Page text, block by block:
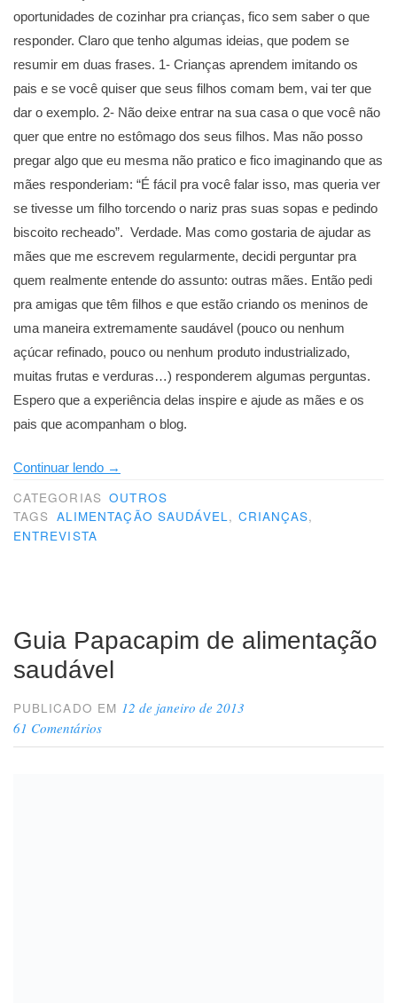
oportunidades de cozinhar pra crianças, fico sem saber o que
responder. Claro que tenho algumas ideias, que podem se
resumir em duas frases. 1- Crianças aprendem imitando os
pais e se você quiser que seus filhos comam bem, vai ter que
dar o exemplo. 2- Não deixe entrar na sua casa o que você não
quer que entre no estômago dos seus filhos. Mas não posso
pregar algo que eu mesma não pratico e fico imaginando que as
mães responderiam: “É fácil pra você falar isso, mas queria ver
se tivesse um filho torcendo o nariz pras suas sopas e pedindo
biscoito recheado”. Verdade. Mas como gostaria de ajudar as
mães que me escrevem regularmente, decidi perguntar pra
quem realmente entende do assunto: outras mães. Então pedi
pra amigas que têm filhos e que estão criando os meninos de
uma maneira extremamente saudável (pouco ou nenhum
açúcar refinado, pouco ou nenhum produto industrializado,
muitas frutas e verduras…) responderem algumas perguntas.
Espero que a experiência delas inspire e ajude as mães e os
pais que acompanham o blog.
Continuar lendo “Alimentação
saudável
pra
Ingrid”
→
CATEGORIAS OUTROS
TAGS ALIMENTAÇÃO SAUDÁVEL, CRIANÇAS,
ENTREVISTA
Guia Papacapim de alimentação
saudável
PUBLICADO EM 12 de janeiro de 2013
61 Comentários